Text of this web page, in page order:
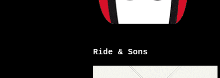
Ride & Sons